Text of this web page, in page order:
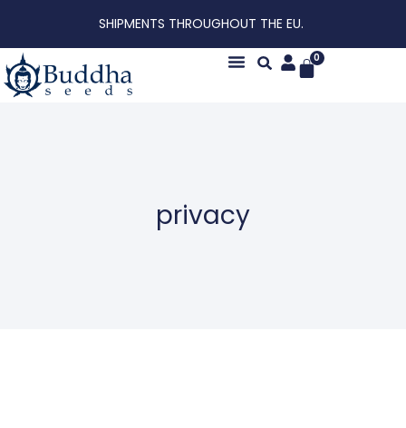
SHIPMENTS THROUGHOUT THE EU.
0
privacy